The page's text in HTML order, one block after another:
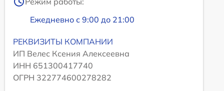
Ежедневно с 9:00 до 21:00
РЕКВИЗИТЫ КОМПАНИИ
ИП Велес Ксения Алексеевна
ИНН 651300417740
ОГРН 322774600278282